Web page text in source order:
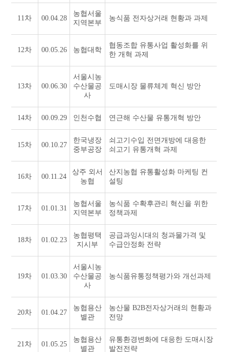
11차 00.04.28
농협서울
지역본부
농식품 전자상거래 현황과 과제
12차 00.05.26 농협대학
협동조합 유통사업 활성화를 위
한 개혁 과제
13차 00.06.30
서울시농
수산물공
사
도매시장 물류체계 혁신 방안
14차 00.09.29 인천수협 연근해 수산물 유통개혁 방안
15차 00.10.27
한국냉장
중부공장
쇠고기수입 전면개방에 대응한
쇠고기 유통개혁 과제
16차 00.11.24
상주 외서
농협
산지농협 유통활성화 마케팅 컨
설팅
17차 01.01.31
농협서울
지역본부
농식품 수확후관리 혁신을 위한
정책과제
18차 01.02.23
농협평택
지시부
공급과잉시대의 청과물가격 및
수급안정화 전략
19차 01.03.30
서울시농
수산물공
사
농식품유통정책평가와 개선과제
20차 01.04.27
농협용산
별관
농산물 B2B전자상거래의 현황과
전망
21차 01.05.25
농협용산
별관
유통환경변화에 대응한 도매시장
발전전략